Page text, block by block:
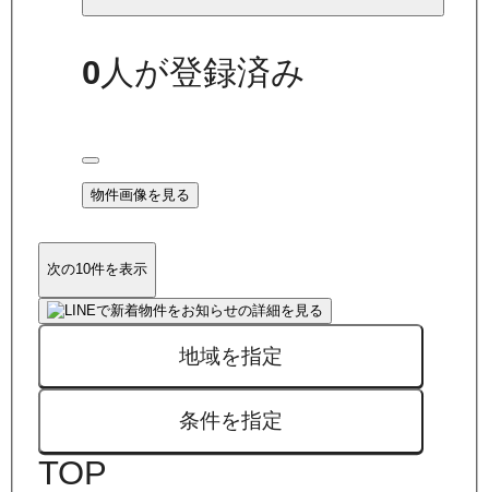
0 人が登録済み
物件画像を見る
次の10件を表示
地域を指定
条件を指定
TOP